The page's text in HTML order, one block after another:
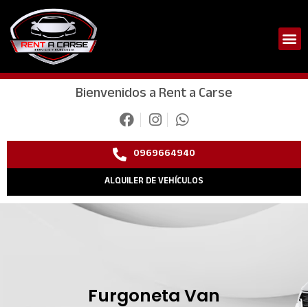
contenido
Bienvenidos a Rent a Carse
0969664940
ALQUILER DE VEHÍCULOS
Furgoneta Van